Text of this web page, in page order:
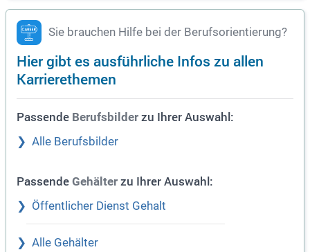
Sie brauchen Hilfe bei der Berufsorientierung?
Hier gibt es ausführliche Infos zu allen
Karrierethemen
Passende Berufsbilder zu Ihrer Auswahl:
Alle Berufsbilder
Passende Gehälter zu Ihrer Auswahl:
Öffentlicher Dienst Gehalt
Alle Gehälter